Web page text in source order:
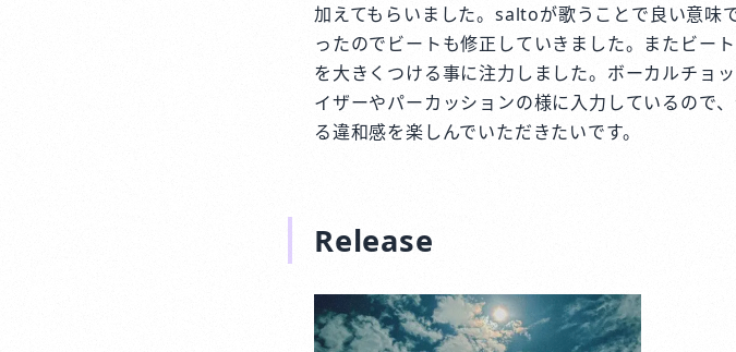
加えてもらいました。saltoが歌うことで良い意味
ったのでビートも修正していきました。またビー
を大きくつける事に注力しました。ボーカルチョ
イザーやパーカッションの様に入力しているので
る違和感を楽しんでいただきたいです。
Release